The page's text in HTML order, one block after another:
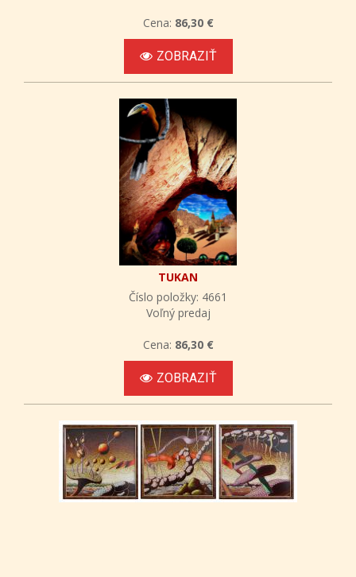
Cena: 86,30 €
ZOBRAZIŤ
TUKAN
Číslo položky: 4661
Voľný predaj
Cena: 86,30 €
ZOBRAZIŤ